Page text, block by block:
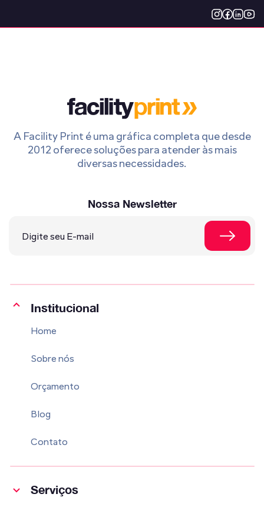
A Facility Print é uma gráfica completa que desde
2012 oferece soluções para atender às mais
diversas necessidades.
Nossa Newsletter
Institucional
Home
Sobre nós
Orçamento
Blog
Contato
Serviços